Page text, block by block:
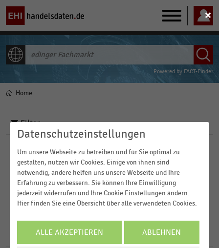
Main
navigation
Powered by FACT-Finder
Pfadnavigation
Home
Ergebnisse füredinger Fachmarkt
Filter
Branchen
Bau- und Heimwerkermärkte
E-Commerce
Factory-Outlet-Center
Veröffentlichungsdatum
2021
2020
2018
Datenschutzeinstellungen
Um unsere Webseite zu betreiben und für Sie optimal zu
gestalten, nutzen wir Cookies. Einige von ihnen sind
notwendig, andere helfen uns unsere Webseite und Ihre
Erfahrung zu verbessern. Sie können Ihre Einwilligung
jederzeit widerrufen und Ihre Cookie Einstellungen ändern.
Hier finden Sie eine Übersicht über alle verwendeten Cookies.
ALLE AKZEPTIEREN ABLEHNEN